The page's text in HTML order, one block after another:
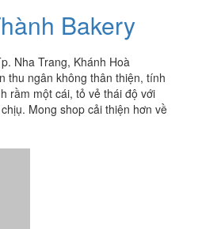
Bakery
Nha Trang, Khánh Hoà
thu ngân không thân thiện, tính
rầm một cái, tỏ vẻ thái độ với
Mong shop cải thiện hơn về